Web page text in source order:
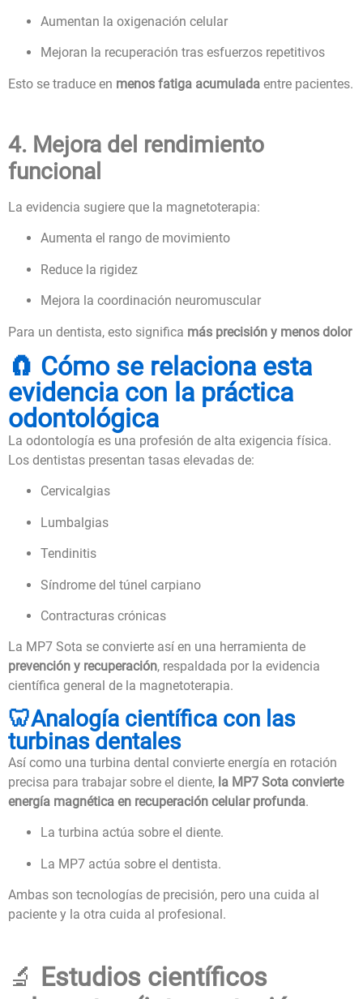
Aumentan la oxigenación celular
Mejoran la recuperación tras esfuerzos repetitivos
Esto se traduce en menos fatiga acumulada entre pacientes.
4. Mejora del rendimiento
funcional
La evidencia sugiere que la magnetoterapia:
Aumenta el rango de movimiento
Reduce la rigidez
Mejora la coordinación neuromuscular
Para un dentista, esto significa más precisión y menos dolor
🧲 Cómo se relaciona esta
evidencia con la práctica
odontológica
La odontología es una profesión de alta exigencia física.
Los dentistas presentan tasas elevadas de:
Cervicalgias
Lumbalgias
Tendinitis
Síndrome del túnel carpiano
Contracturas crónicas
La MP7 Sota se convierte así en una herramienta de
prevención y recuperación, respaldada por la evidencia
científica general de la magnetoterapia.
🦷Analogía científica con las
turbinas dentales
Así como una turbina dental convierte energía en rotación
precisa para trabajar sobre el diente, la MP7 Sota convierte
energía magnética en recuperación celular profunda.
La turbina actúa sobre el diente.
La MP7 actúa sobre el dentista.
Ambas son tecnologías de precisión, pero una cuida al
paciente y la otra cuida al profesional.
🔬 Estudios científicos